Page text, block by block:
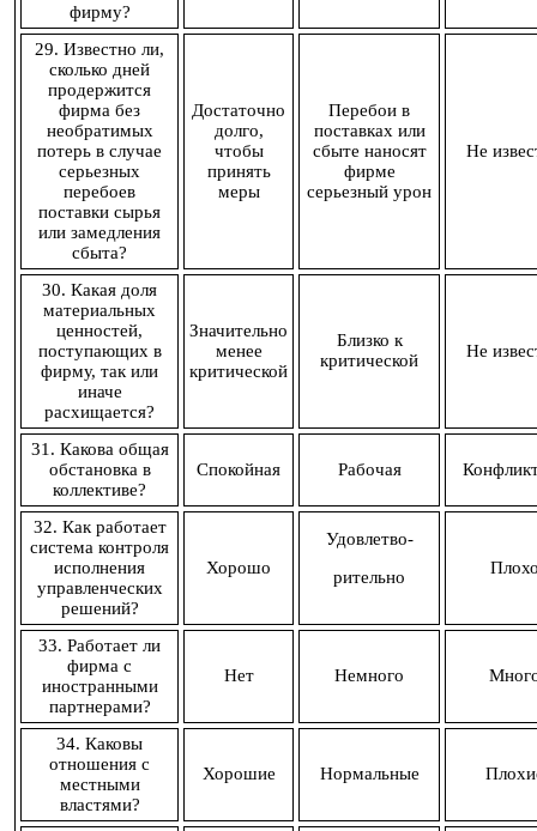
фирму?
29. Известно ли,
сколько дней
продержится
фирма без
необратимых
потерь в случае
серьезных
перебоев
поставки сырья
или замедления
сбыта?
Достаточно
долго,
чтобы
принять
меры
Перебои в
поставках или
сбыте наносят
фирме
серьезный урон
Не
30. Какая доля
материальных
ценностей,
поступающих в
фирму, так или
иначе
расхищается?
Значительно
менее
критической
Близко к
критической
Не
31. Какова общая
обстановка в
коллективе?
Спокойная Рабочая
32. Как работает
система контроля
исполнения
управленческих
решений?
Хорошо
Удовлетво-
рительно
33. Работает ли
фирма с
иностранными
партнерами?
Нет Немного
34. Каковы
отношения с
местными
властями?
Хорошие Нормальные